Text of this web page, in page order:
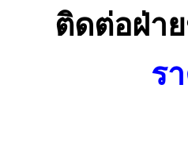
ติดต่อฝ่า
ร